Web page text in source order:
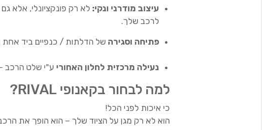
עיצוב מודרני ונקי: לא רק פונקציונלי, אלא
לרכב שלך.
פתיחה וסגירה של הדלתות / כנפיים ביד אחת
נעילה מרכזית לחלון האחורי ע"י שלט הרכב
למה לבחור בקאנופי RIVAL?
כי איכות לפני הכל!
הוא לא רק מגן על הציוד שלך – הוא הופך את